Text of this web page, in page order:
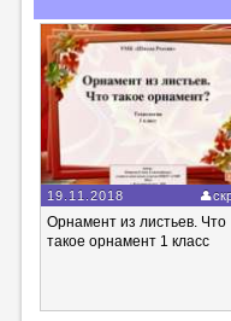
19.11.2018
Орнамент из листьев. Что
такое орнамент 1 класс